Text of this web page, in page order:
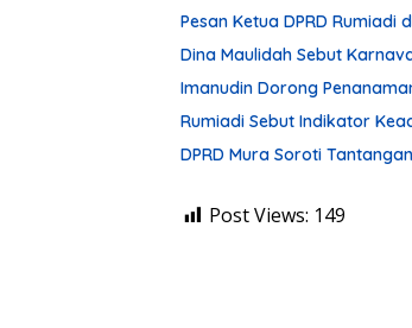
Pesan Ketua DPRD
Dina Maulidah Sebut
Imanudin Dorong
Rumiadi Sebut Indikator
DPRD Mura Soroti
Post Views: 149